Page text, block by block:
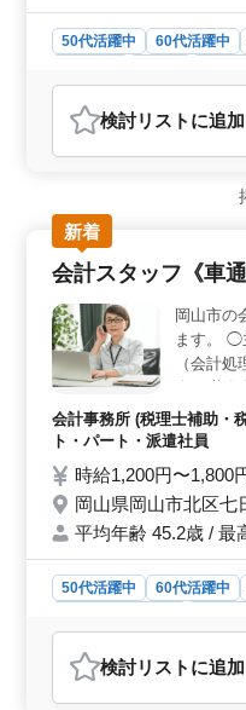
50代活躍中 60代活躍中
おすすめポイント
＜充実した福利厚生＞
おり、各種保険が完備さ
通勤距離に応じて実費
が無料なので、車通勤
＜働きやすい職場環境＞
128日と多く、土曜日、
り、プライベートの時間
す。 ＜キャリアアッ
は、法人税、所得税、相
て、税務に関する深い知
可能です。会計ソフトと
用するため、幅広いソフ
検討リスト に追加
新着
会計スタッフ《車通
岡山市の
ます。 ◯
（会計
成及び税
し ※賞与
方のご応
会計事務所 (税理士補助・
ト・パート・派遣社員
時給1,200円〜1,800
岡山県岡山市北区七
平均年齢 45.2歳 / 最
50代活躍中 60代活躍中
会計
おすすめポイント
検討リスト に追加